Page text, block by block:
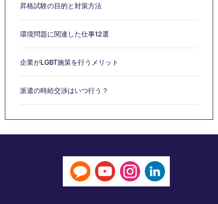
昇格試験の目的と対策方法
環境問題に関連した仕事12選
企業がLGBT施策を行うメリット
派遣の時給交渉はいつ行う？